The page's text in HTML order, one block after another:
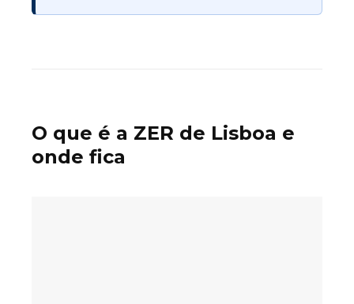
O que é a ZER de Lisboa e
onde fica